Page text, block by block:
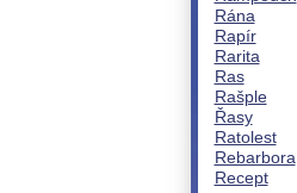
Rána
Rapír
Rarita
Ras
Rašple
Řasy
Ratolest
Rebarbora
Recept